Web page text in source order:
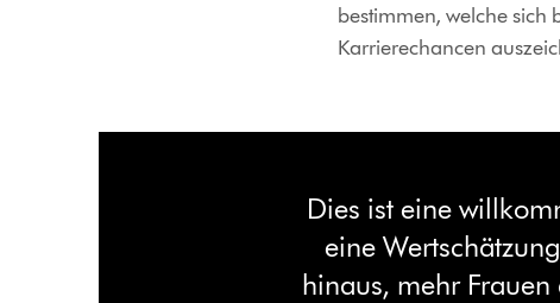
bestimmen, welche sich
Karrierechancen
Dies ist eine
eine
hinaus, mehr